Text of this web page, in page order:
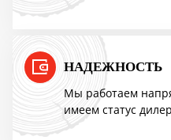
10%
Акция TMF!
НАДЕЖНОСТЬ
Мы работаем
имеем статус